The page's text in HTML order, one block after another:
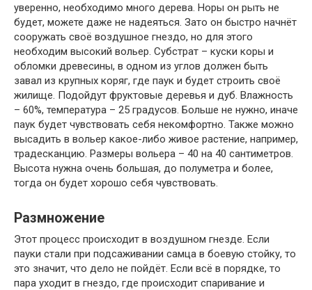
уверенно, необходимо много дерева. Норы он рыть не
будет, можете даже не надеяться. Зато он быстро начнёт
сооружать своё воздушное гнездо, но для этого
необходим высокий вольер. Субстрат – куски коры и
обломки древесины, в одном из углов должен быть
завал из крупных коряг, где паук и будет строить своё
жилище. Подойдут фруктовые деревья и дуб. Влажность
– 60%, температура – 25 градусов. Больше не нужно, иначе
паук будет чувствовать себя некомфортно. Также можно
высадить в вольер какое-либо живое растение, например,
традесканцию. Размеры вольера – 40 на 40 сантиметров.
Высота нужна очень большая, до полуметра и более,
тогда он будет хорошо себя чувствовать.
Размножение
Этот процесс происходит в воздушном гнезде. Если
пауки стали при подсаживании самца в боевую стойку, то
это значит, что дело не пойдёт. Если всё в порядке, то
пара уходит в гнездо, где происходит спаривание и